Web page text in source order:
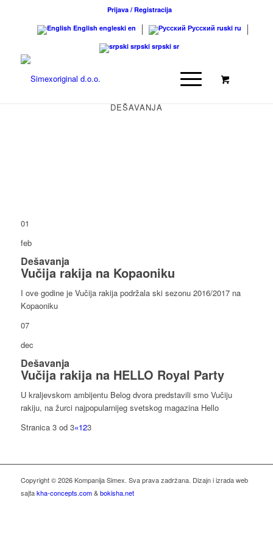
Prijava / Registracija
English engleski en Русский ruski ru
srpski srpski sr
DEŠAVANJA
01
feb
Dešavanja
Vučija rakija na Kopaoniku
I ove godine je Vučija rakija podržala ski sezonu 2016/2017 na
Kopaoniku
07
dec
Dešavanja
Vučija rakija na HELLO Royal Party
U kraljevskom ambijentu Belog dvora predstavili smo Vučiju
rakiju, na žurci najpopularnijeg svetskog magazina Hello
Stranica 3 od 3«123
Copyright © 2026 Kompanija Simex. Sva prava zadržana. Dizajn i izrada web
sajtakha-concepts.com&bokisha.net